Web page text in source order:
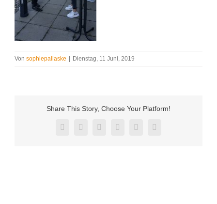
Von sophiepallaske | Dienstag, 11 Juni, 2019
Share This Story, Choose Your Platform!
FacebookTwitterRedditLinkedInPinterestVk